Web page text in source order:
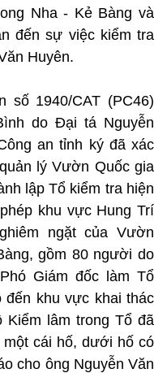
Nha - Kẻ Bàng và
đến sự việc kiểm tra
Huyên.
số 1940/CAT (PC46)
do Đại tá Nguyễn
an tỉnh ký đã xác
lý Vườn Quốc gia
lập Tổ kiểm tra hiện
khu vực Hung Trí
ngặt của Vườn
gồm 80 người do
Giám đốc làm Tổ
khu vực khai thác
Kiểm lâm trong Tổ đã
cái hố, dưới hố có
cho ông Nguyễn Văn